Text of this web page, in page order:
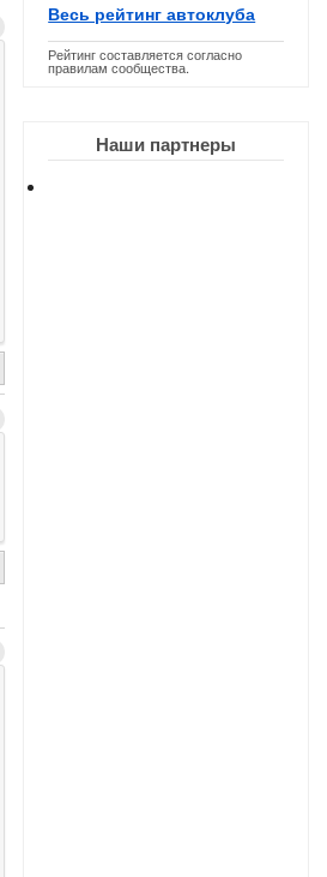
Весь рейтинг автоклуба
Рейтинг составляется согласно
правилам сообщества.
Наши партнеры